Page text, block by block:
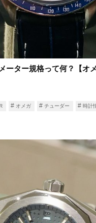
ーター規格って何？【オ
オメガ チューダー 時計